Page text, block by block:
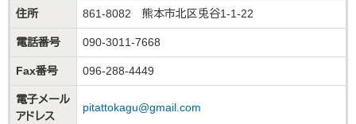
住所 861-8082 熊本市北区兎谷1-1-22
電話番号 090-3011-7668
Fax番号 096-288-4449
電子メール
アドレス
pitattokagu@gmail.com